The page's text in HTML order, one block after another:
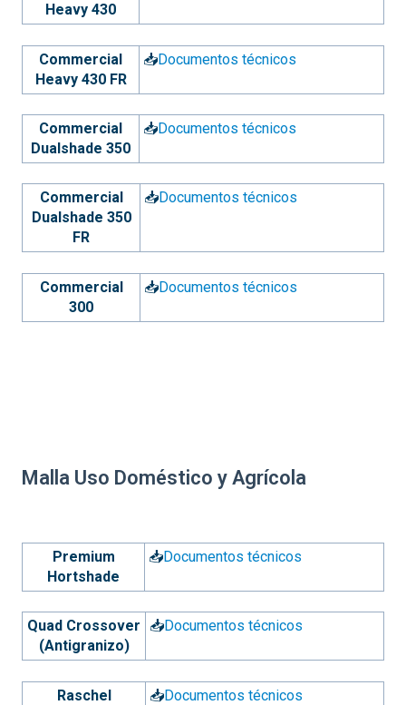
Heavy 430
Commercial
Heavy 430 FR
📥Documentos técnicos
Commercial
Dualshade 350
📥Documentos técnicos
Commercial
Dualshade 350
FR
📥Documentos técnicos
Commercial
300
📥Documentos técnicos
Malla Uso Doméstico y Agrícola
Premium
Hortshade
📥Documentos técnicos
Quad Crossover
(Antigranizo)
📥Documentos técnicos
Raschel 📥Documentos técnicos